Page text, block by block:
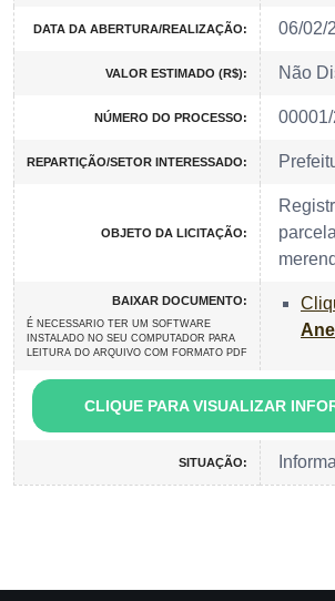
DATA DA ABERTURA/REALIZAÇÃO: 06/02/
VALOR ESTIMADO (R$): Não
NÚMERO DO PROCESSO:
REPARTIÇÃO/SETOR INTERESSADO:
OBJETO DA LICITAÇÃO:
BAIXAR DOCUMENTO:
É NECESSARIO TER UM SOFTWARE
INSTALADO NO SEU COMPUTADOR PARA
LEITURA DO ARQUIVO COM FORMATO PDF
CLIQUE PARA VISUALIZAR
SITUAÇÃO: